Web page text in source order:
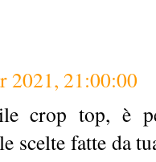
2021, 21:00:00
crop top, è
scelte fatte da